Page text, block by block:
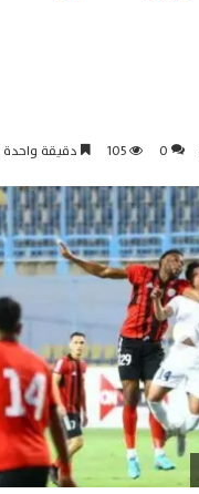
0
105 دقيقة واحدة